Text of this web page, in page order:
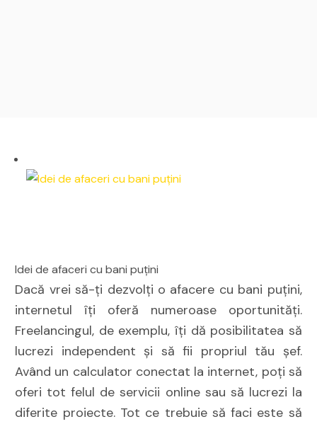
Idei de afaceri cu bani puțini
Dacă vrei să-ți dezvolți o afacere cu bani puțini,
internetul îți oferă numeroase oportunități.
Freelancingul, de exemplu, îți dă posibilitatea să
lucrezi independent și să fii propriul tău șef.
Având un calculator conectat la internet, poți să
oferi tot felul de servicii online sau să lucrezi la
diferite proiecte. Tot ce trebuie să faci este să